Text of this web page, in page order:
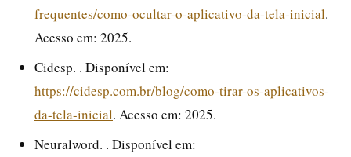
frequentes/como-ocultar-o-aplicativo-da-tela-inicial.
Acesso em: 2025.
Cidesp. . Disponível em:
https://cidesp.com.br/blog/como-tirar-os-aplicativos-
da-tela-inicial. Acesso em: 2025.
Neuralword. . Disponível em: